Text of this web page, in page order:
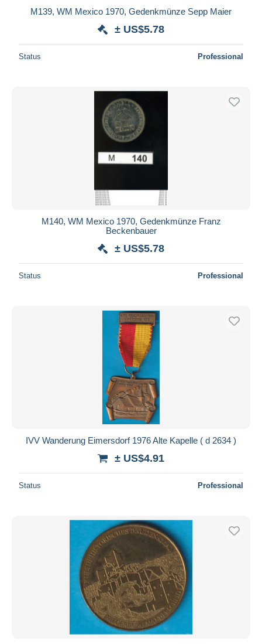
M139, WM Mexico 1970, Gedenkmünze Sepp Maier
± US$5.78
Status Professional
M140, WM Mexico 1970, Gedenkmünze Franz
Beckenbauer
± US$5.78
Status Professional
IVV Wanderung Eimersdorf 1976 Alte Kapelle ( d 2634 )
± US$4.91
Status Professional